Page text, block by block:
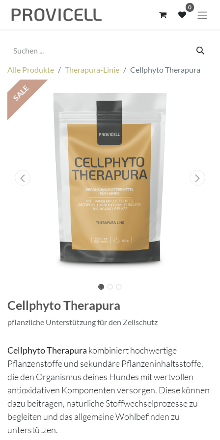
0
Alle Produkte Therapura-Linie Cellphyto Therapura
SALE
Cellphyto Therapura
pflanzliche Unterstützung für den Zellschutz
Cellphyto Therapura kombiniert hochwertige
Pflanzenstoffe und sekundäre Pflanzeninhaltsstoffe,
die den Organismus deines Hundes mit wertvollen
antioxidativen Komponenten versorgen. Diese können
dazu beitragen, natürliche Stoffwechselprozesse zu
begleiten und das allgemeine Wohlbefinden zu
unterstützen.